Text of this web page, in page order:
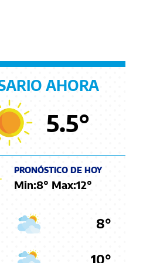
AHORA
5.5°
PRONÓSTICO DE HOY
Min:8° Max:12°
8°
10°